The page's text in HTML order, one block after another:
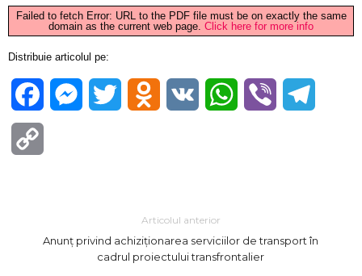
Failed to fetch Error: URL to the PDF file must be on exactly the same
domain as the current web page. Click here for more info
Distribuie articolul pe:
FacebookMessenger
Twitter Odnoklassniki
VK WhatsApp
Viber
Articolul anterior
Anunț privind achiziționarea serviciilor de transport în
cadrul proiectului transfrontalier